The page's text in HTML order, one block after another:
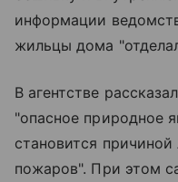
информации
жильцы дома
В агентстве
"опасное природное
становится
пожаров". При этом